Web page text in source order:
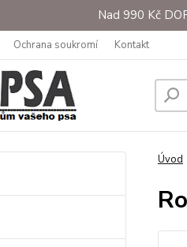
Nad 990 Kč
Ochrana soukromí Kontakt
Úvod